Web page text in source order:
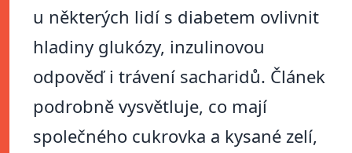
u některých lidí s diabetem ovlivnit
hladiny glukózy, inzulinovou
odpověď i trávení sacharidů. Článek
podrobně vysvětluje, co mají
společného cukrovka a kysané zelí,